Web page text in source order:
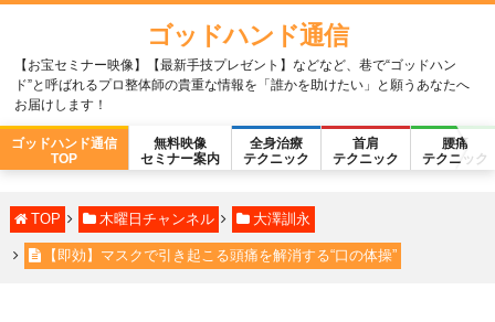
ゴッドハンド通信
【お宝セミナー映像】【最新手技プレゼント】などなど、巷で“ゴッドハン
ド”と呼ばれるプロ整体師の貴重な情報を「誰かを助けたい」と願うあなたへ
お届けします！
ゴッドハンド通信
TOP
無料映像
セミナー案内
全身治療
テクニック
首肩
テクニック
腰痛
テクニック
TOP 木曜日チャンネル 大澤訓永
【即効】マスクで引き起こる頭痛を解消する“口の体操”